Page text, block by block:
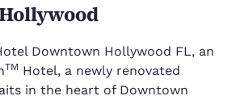
Downtown Hollywood FL, an
TM Hotel, a newly renovated
in the heart of Downtown